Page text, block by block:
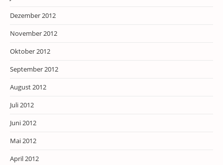
Dezember 2012
November 2012
Oktober 2012
September 2012
August 2012
Juli 2012
Juni 2012
Mai 2012
April 2012